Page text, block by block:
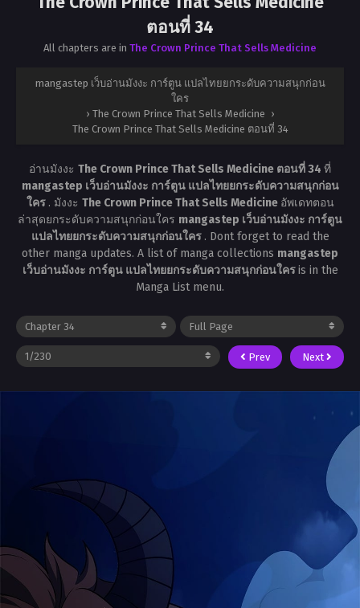
ตอนที่ 34
All chapters are in The Crown Prince That Sells Medicine
mangastep เว็บอ่านมังงะ การ์ตูน แปลไทยยกระดับความสนุกก่อน
ใคร
› The Crown Prince That Sells Medicine ›
The Crown Prince That Sells Medicine ตอนที่ 34
อ่านมังงะ The Crown Prince That Sells Medicine ตอนที่ 34 ที่
mangastep เว็บอ่านมังงะ การ์ตูน แปลไทยยกระดับความสนุกก่อน
ใคร . มังงะ The Crown Prince That Sells Medicine อัพเดทตอน
ล่าสุดยกระดับความสนุกก่อนใคร mangastep เว็บอ่านมังงะ การ์ตูน
แปลไทยยกระดับความสนุกก่อนใคร . Dont forget to read the
other manga updates. A list of manga collections mangastep
เว็บอ่านมังงะ การ์ตูน แปลไทยยกระดับความสนุกก่อนใครis in the
Manga List menu.
Prev Next